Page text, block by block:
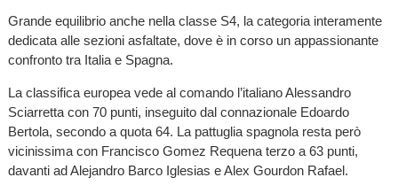
Grande equilibrio anche nella classe S4, la categoria interamente
dedicata alle sezioni asfaltate, dove è in corso un appassionante
confronto tra Italia e Spagna.
La classifica europea vede al comando l’italiano Alessandro
Sciarretta con 70 punti, inseguito dal connazionale Edoardo
Bertola, secondo a quota 64. La pattuglia spagnola resta però
vicinissima con Francisco Gomez Requena terzo a 63 punti,
davanti ad Alejandro Barco Iglesias e Alex Gourdon Rafael.